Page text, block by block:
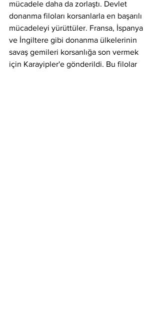
mücadele daha da zorlaştı. Devlet
donanma filoları korsanlarla en başarılı
mücadeleyi yürüttüler. Fransa, İspanya
ve İngiltere gibi donanma ülkelerinin
savaş gemileri korsanlığa son vermek
için Karayipler'e gönderildi. Bu filolar